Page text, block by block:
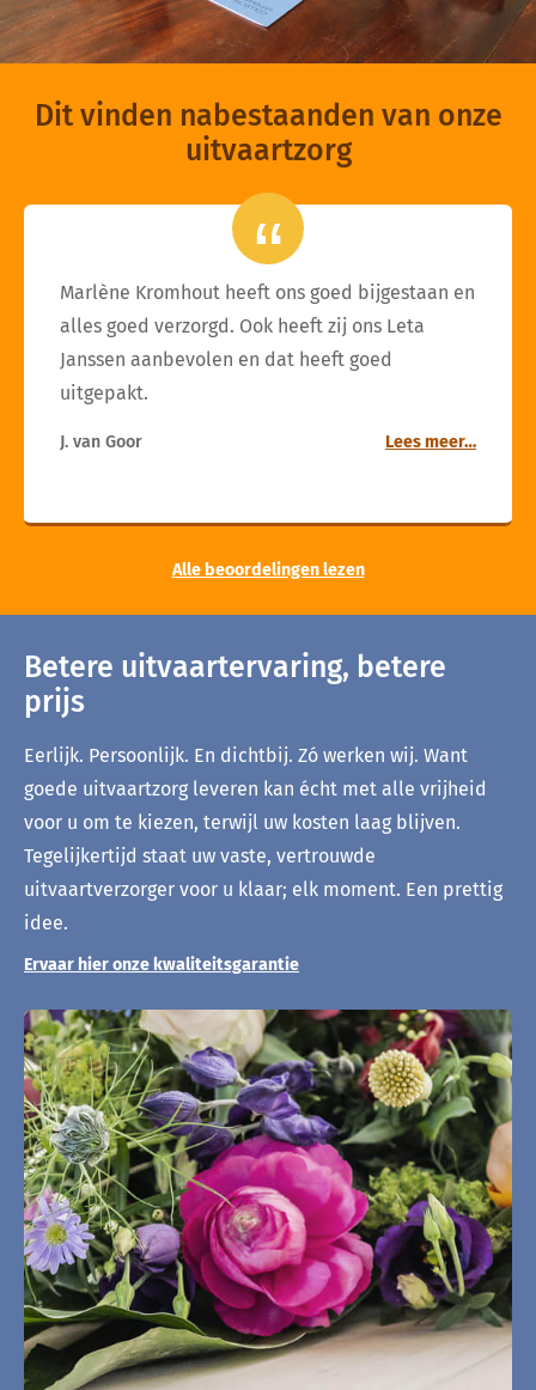
Dit vinden nabestaanden van onze
uitvaartzorg
Marlène Kromhout heeft ons goed bijgestaan en
alles goed verzorgd. Ook heeft zij ons Leta
Janssen aanbevolen en dat heeft goed
uitgepakt.
J. van Goor Lees meer…
Alle beoordelingen lezen
Betere uitvaartervaring, betere
prijs
Eerlijk. Persoonlijk. En dichtbij. Zó werken wij. Want
goede uitvaartzorg leveren kan écht met alle vrijheid
voor u om te kiezen, terwijl uw kosten laag blijven.
Tegelijkertijd staat uw vaste, vertrouwde
uitvaartverzorger voor u klaar; elk moment. Een prettig
idee.
Ervaar hier onze kwaliteitsgarantie